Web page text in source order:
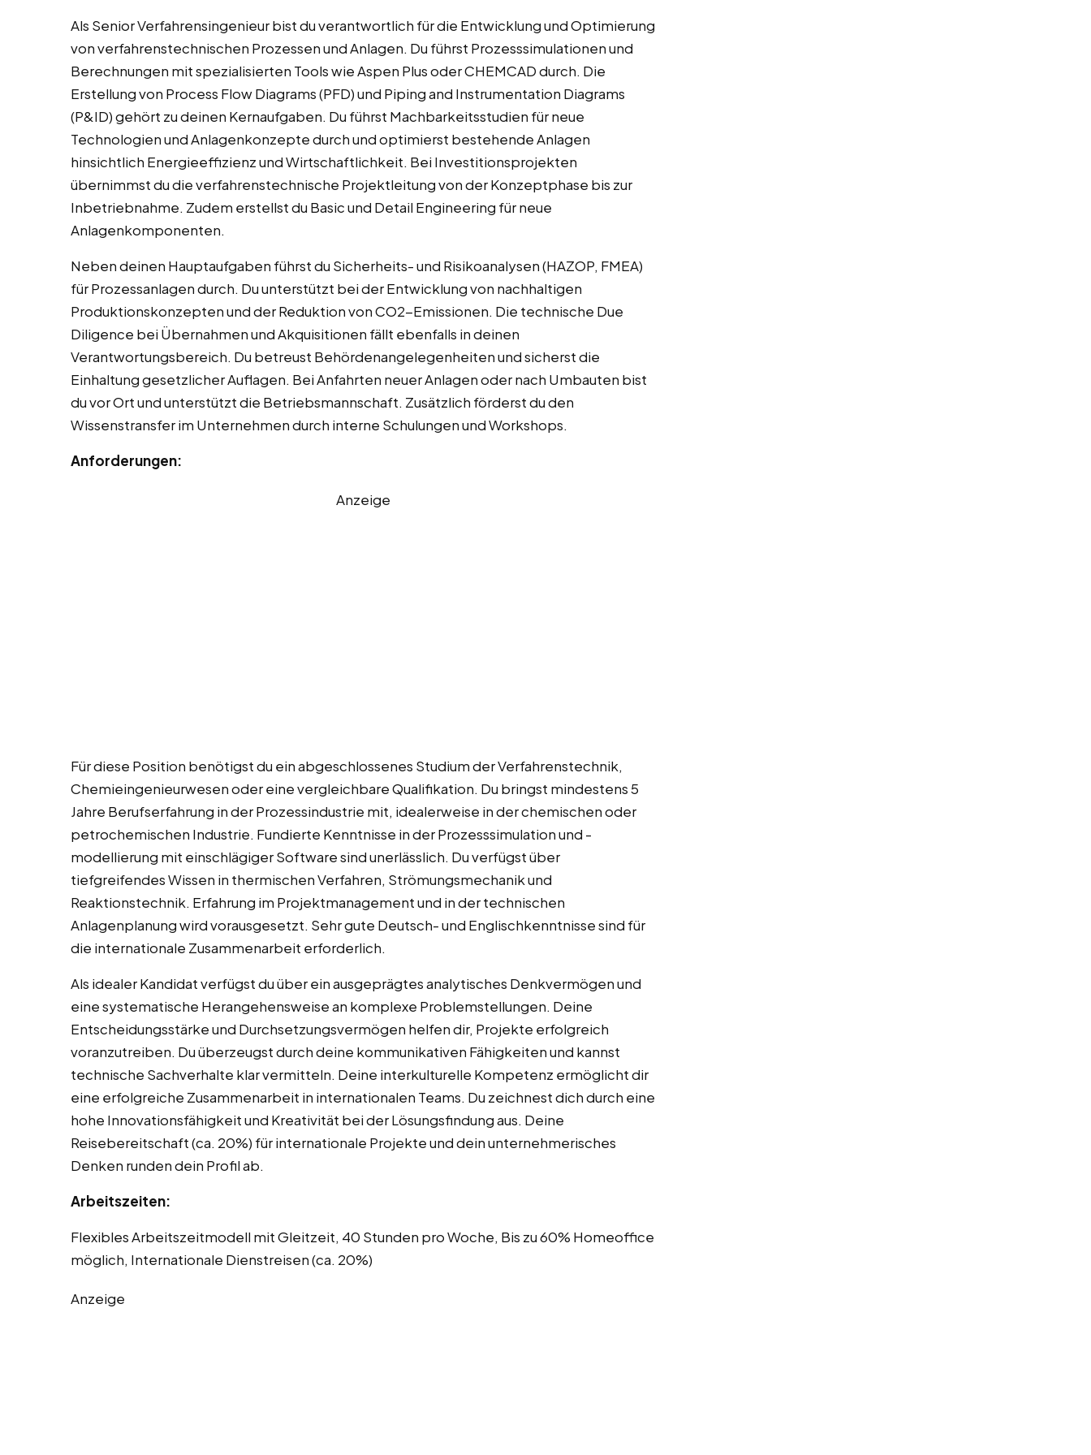
Als Senior Verfahrensingenieur bist du verantwortlich für die Entwicklung und Optimierung
von verfahrenstechnischen Prozessen und Anlagen. Du führst Prozesssimulationen und
Berechnungen mit spezialisierten Tools wie Aspen Plus oder CHEMCAD durch. Die
Erstellung von Process Flow Diagrams (PFD) und Piping and Instrumentation Diagrams
(P&ID) gehört zu deinen Kernaufgaben. Du führst Machbarkeitsstudien für neue
Technologien und Anlagenkonzepte durch und optimierst bestehende Anlagen
hinsichtlich Energieeffizienz und Wirtschaftlichkeit. Bei Investitionsprojekten
übernimmst du die verfahrenstechnische Projektleitung von der Konzeptphase bis zur
Inbetriebnahme. Zudem erstellst du Basic und Detail Engineering für neue
Anlagenkomponenten.
Neben deinen Hauptaufgaben führst du Sicherheits- und Risikoanalysen (HAZOP, FMEA)
für Prozessanlagen durch. Du unterstützt bei der Entwicklung von nachhaltigen
Produktionskonzepten und der Reduktion von CO2-Emissionen. Die technische Due
Diligence bei Übernahmen und Akquisitionen fällt ebenfalls in deinen
Verantwortungsbereich. Du betreust Behördenangelegenheiten und sicherst die
Einhaltung gesetzlicher Auflagen. Bei Anfahrten neuer Anlagen oder nach Umbauten bist
du vor Ort und unterstützt die Betriebsmannschaft. Zusätzlich förderst du den
Wissenstransfer im Unternehmen durch interne Schulungen und Workshops.
Anforderungen:
Anzeige
Für diese Position benötigst du ein abgeschlossenes Studium der Verfahrenstechnik,
Chemieingenieurwesen oder eine vergleichbare Qualifikation. Du bringst mindestens 5
Jahre Berufserfahrung in der Prozessindustrie mit, idealerweise in der chemischen oder
petrochemischen Industrie. Fundierte Kenntnisse in der Prozesssimulation und -
modellierung mit einschlägiger Software sind unerlässlich. Du verfügst über
tiefgreifendes Wissen in thermischen Verfahren, Strömungsmechanik und
Reaktionstechnik. Erfahrung im Projektmanagement und in der technischen
Anlagenplanung wird vorausgesetzt. Sehr gute Deutsch- und Englischkenntnisse sind für
die internationale Zusammenarbeit erforderlich.
Als idealer Kandidat verfügst du über ein ausgeprägtes analytisches Denkvermögen und
eine systematische Herangehensweise an komplexe Problemstellungen. Deine
Entscheidungsstärke und Durchsetzungsvermögen helfen dir, Projekte erfolgreich
voranzutreiben. Du überzeugst durch deine kommunikativen Fähigkeiten und kannst
technische Sachverhalte klar vermitteln. Deine interkulturelle Kompetenz ermöglicht dir
eine erfolgreiche Zusammenarbeit in internationalen Teams. Du zeichnest dich durch eine
hohe Innovationsfähigkeit und Kreativität bei der Lösungsfindung aus. Deine
Reisebereitschaft (ca. 20%) für internationale Projekte und dein unternehmerisches
Denken runden dein Profil ab.
Arbeitszeiten:
Flexibles Arbeitszeitmodell mit Gleitzeit, 40 Stunden pro Woche, Bis zu 60% Homeoffice
möglich, Internationale Dienstreisen (ca. 20%)
Anzeige